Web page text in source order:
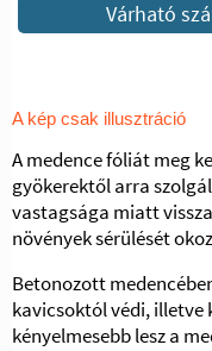
Várható
A kép csak illusztráció
A medence fóliát meg
gyökerektől arra
vastagsága miatt
növények sérülését
Betonozott
kavicsoktól védi, illetve
kényelmesebb lesz a